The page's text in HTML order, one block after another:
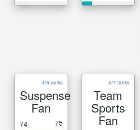
4/6 ranks
Suspense
Fan
74 75
0/7 ranks
Team
Sports
Fan